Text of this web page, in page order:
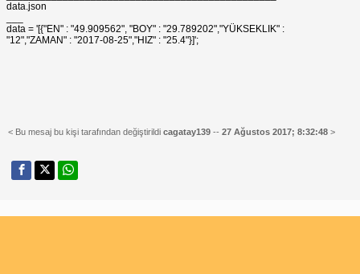
data.json
data = '[{"EN" : "49.909562", "BOY" : "29.789202","YÜKSEKLIK" :
"12","ZAMAN" : "2017-08-25","HIZ" : "25.4"}]';
< Bu mesaj bu kişi tarafından değiştirildi cagatay139 -- 27 Ağustos 2017; 8:32:48 >